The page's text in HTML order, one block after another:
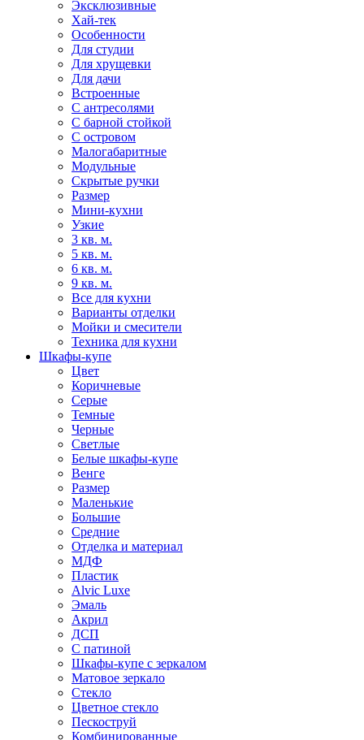
Эксклюзивные
Хай-тек
Особенности
Для студии
Для хрущевки
Для дачи
Встроенные
С антресолями
С барной стойкой
С островом
Малогабаритные
Модульные
Скрытые ручки
Размер
Мини-кухни
Узкие
3 кв. м.
5 кв. м.
6 кв. м.
9 кв. м.
Все для кухни
Варианты отделки
Мойки и смесители
Техника для кухни
Шкафы-купе
Цвет
Коричневые
Серые
Темные
Черные
Светлые
Белые шкафы-купе
Венге
Размер
Маленькие
Большие
Средние
Отделка и материал
МДФ
Пластик
Alvic Luxe
Эмаль
Акрил
ДСП
С патиной
Шкафы-купе с зеркалом
Матовое зеркало
Стекло
Цветное стекло
Пескоструй
Комбинированные